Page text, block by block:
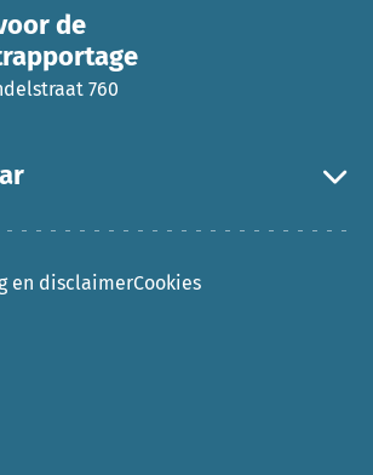
de
760
en disclaimerCookies